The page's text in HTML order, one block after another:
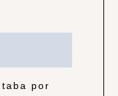
por